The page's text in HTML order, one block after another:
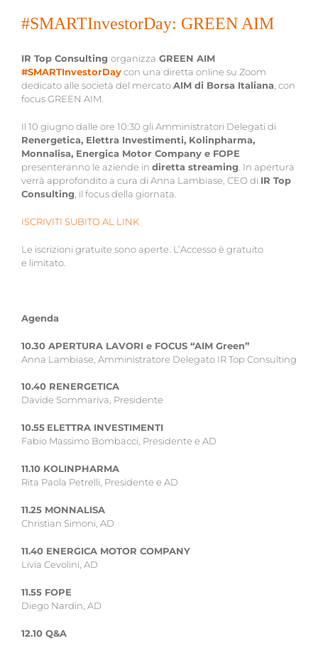
#SMARTInvestorDay: GREEN AIM
IR Top Consulting organizza GREEN AIM
#SMARTInvestorDay con una diretta online su Zoom
dedicato alle società del mercato AIM di Borsa Italiana, con
focus GREEN AIM.
Il 10 giugno dalle ore 10:30 gli Amministratori Delegati di
Renergetica, Elettra Investimenti, Kolinpharma,
Monnalisa, Energica Motor Company e FOPE
presenteranno le aziende in diretta streaming. In apertura
verrà approfondito a cura di Anna Lambiase, CEO di IR Top
Consulting, il focus della giornata.
ISCRIVITI SUBITO AL LINK
Le iscrizioni gratuite sono aperte. L’Accesso è gratuito
e limitato.
Agenda
10.30 APERTURA LAVORI e FOCUS “AIM Green”
Anna Lambiase, Amministratore Delegato IR Top Consulting
10.40 RENERGETICA
Davide Sommariva, Presidente
10.55 ELETTRA INVESTIMENTI
Fabio Massimo Bombacci, Presidente e AD
11.10 KOLINPHARMA
Rita Paola Petrelli, Presidente e AD
11.25 MONNALISA
Christian Simoni, AD
11.40 ENERGICA MOTOR COMPANY
Livia Cevolini, AD
11.55 FOPE
Diego Nardin, AD
12.10 Q&A